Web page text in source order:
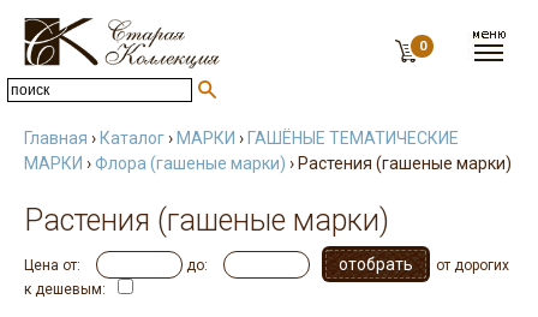
0
Главная › Каталог› МАРКИ › ГАШЁНЫЕ ТЕМАТИЧЕСКИЕ
МАРКИ ›Флора (гашеные марки) › Растения (гашеные марки)
Растения (гашеные марки)
Цена от: до:
от дорогих
к дешевым: